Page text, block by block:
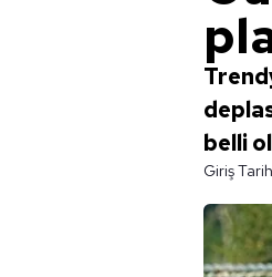
belli
Giriş